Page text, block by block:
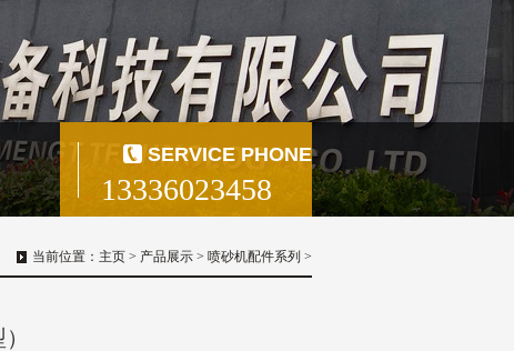
SERVICE PHONE
13336023458
当前位置： 主页 > 产品展示 > 喷砂机配件系列 >